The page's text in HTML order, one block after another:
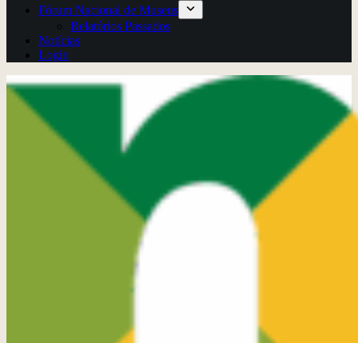
Fórum Nacional de Museus
Relatórios Passados
Notícias
Login